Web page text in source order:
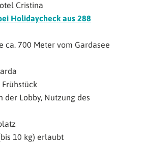
Cristina
Holidaycheck aus 288
ca. 700 Meter vom Gardasee
der Lobby, Nutzung des
10 kg) erlaubt